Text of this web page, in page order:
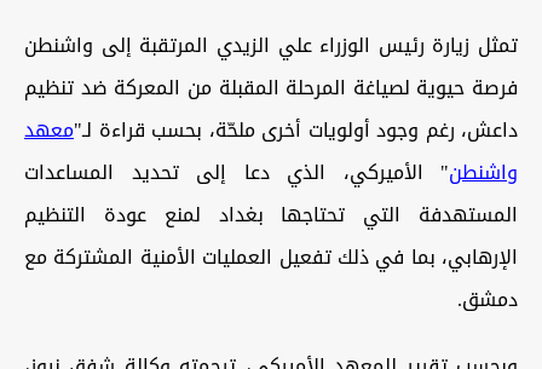
تمثل زيارة رئيس الوزراء علي الزيدي المرتقبة إلى واشنطن
فرصة حيوية لصياغة المرحلة المقبلة من المعركة ضد تنظيم
داعش، رغم وجود أولويات أخرى ملحّة، بحسب قراءة لـ"معهد
واشنطن" الأميركي، الذي دعا إلى تحديد المساعدات
المستهدفة التي تحتاجها بغداد لمنع عودة التنظيم
الإرهابي، بما في ذلك تفعيل العمليات الأمنية المشتركة مع
دمشق.